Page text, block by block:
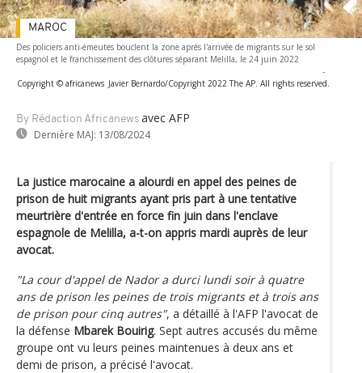
Des policiers anti-émeutes bouclent la zone après l'arrivée de migrants sur le sol
espagnol et le franchissement des clôtures séparant Melilla, le 24 juin 2022
-
Copyright © africanews Javier Bernardo/Copyright 2022 The AP. All rights reserved.
By Rédaction Africanews avec AFP
Dernière MAJ: 13/08/2024
MAROC
La justice marocaine a alourdi en appel des peines de
prison de huit migrants ayant pris part à une tentative
meurtrière d'entrée en force fin juin dans l'enclave
espagnole de Melilla, a-t-on appris mardi auprès de leur
avocat.
"La cour d'appel de Nador a durci lundi soir à quatre
ans de prison les peines de trois migrants et à trois ans
de prison pour cinq autres", a détaillé à l'AFP l'avocat de
la défense Mbarek Bouirig. Sept autres accusés du même
groupe ont vu leurs peines maintenues à deux ans et
demi de prison, a précisé l'avocat.